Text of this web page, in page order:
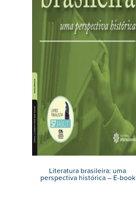
Literatura brasileira: uma
perspectiva histórica – E-book